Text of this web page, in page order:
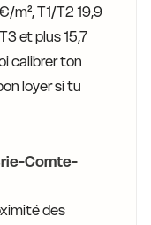
m², T1/T2 19,9
et plus 15,7
calibrer ton
loyer si tu
Comte-
des